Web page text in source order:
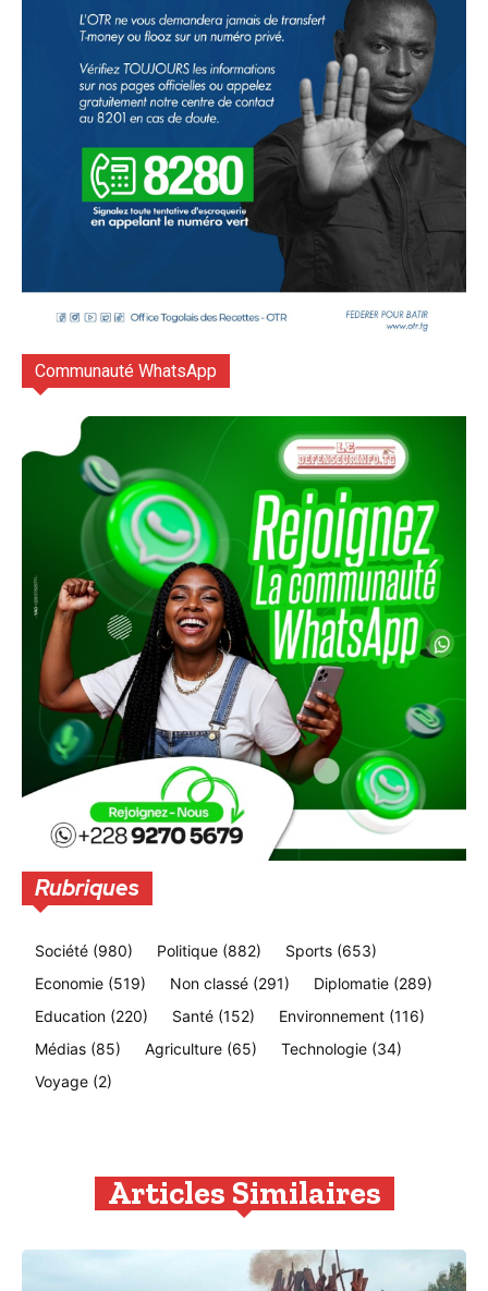
Communauté WhatsApp
Rubriques
Société (980) Politique (882) Sports (653)
Economie (519) Non classé (291) Diplomatie (289)
Education (220) Santé (152) Environnement (116)
Médias (85) Agriculture (65) Technologie (34)
Voyage (2)
Articles Similaires